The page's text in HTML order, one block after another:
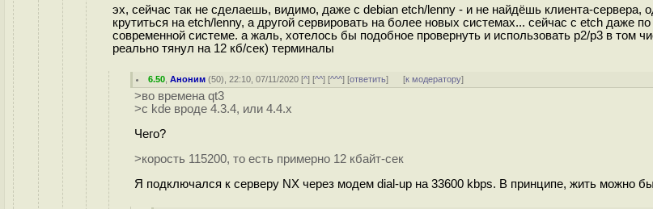
эх, сейчас так не сделаешь, видимо, даже с debian etch/lenny - и не найдёшь клиента-сервера,
крутиться на etch/lenny, а другой сервировать на более новых системах... сейчас с etch даже
современной системе. а жаль, хотелось бы подобное провернуть и использовать p2/p3 в том
реально тянул на 12 кб/сек) терминалы
6.50 ,Аноним (50), 22:10, 07/11/2020 [^] [^^] [^^^] [ответить] [к модератору]
>во времена qt3
>с kde вроде 4.3.4, или 4.4.x
Чего?
>корость 115200, то есть примерно 12 кбайт-сек
Я подключался к серверу NX через модем dial-up на 33600 kbps. В принципе, жить можно